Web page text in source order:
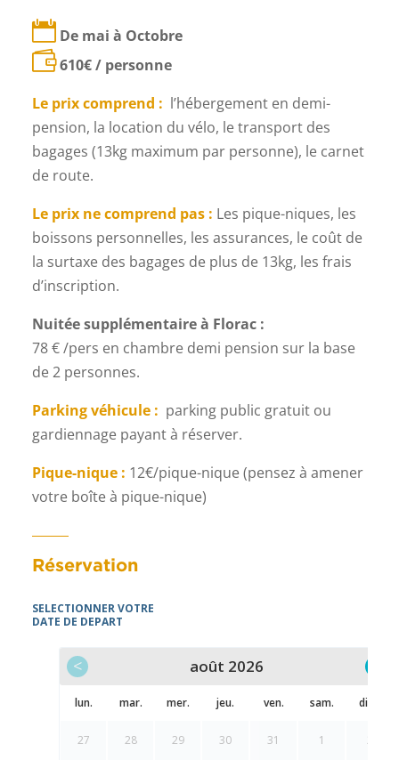
 De mai à Octobre
610€ / personne
Le prix comprend : l’hébergement en demi-
pension, la location du vélo, le transport des
bagages (13kg maximum par personne), le carnet
de route.
Le prix ne comprend pas : Les pique-niques, les
boissons personnelles, les assurances, le coût de
la surtaxe des bagages de plus de 13kg, les frais
d’inscription.
Nuitée supplémentaire à Florac :
78 € /pers en chambre demi pension sur la base
de 2 personnes.
Parking véhicule : parking public gratuit ou
gardiennage payant à réserver.
Pique-nique : 12€/pique-nique (pensez à amener
votre boîte à pique-nique)
Réservation